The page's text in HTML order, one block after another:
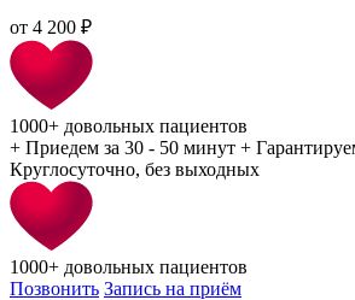
от 4 200 ₽
1000+ довольных пациентов
+ Приедем за 30 - 50 минут +
Круглосуточно, без выходных
1000+ довольных пациентов
Позвонить Запись на приём